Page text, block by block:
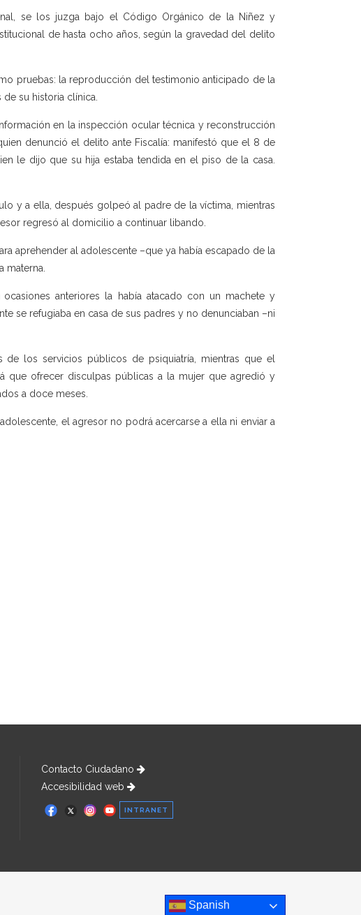
se los juzga bajo el Código Orgánico de la Niñez y
de hasta ocho años, según la gravedad del delito
pruebas: la reproducción del testimonio anticipado de la
su historia clínica.
en la inspección ocular técnica y reconstrucción
denunció el delito ante Fiscalía: manifestó que el 8 de
le dijo que su hija estaba tendida en el piso de la casa.
y a ella, después golpeó al padre de la víctima, mientras
regresó al domicilio a continuar libando.
aprehender al adolescente –que ya había escapado de la
materna.
anteriores la había atacado con un machete y
se refugiaba en casa de sus padres y no denunciaban –ni
los servicios públicos de psiquiatría, mientras que el
que ofrecer disculpas públicas a la mujer que agredió y
a doce meses.
el agresor no podrá acercarse a ella ni enviar a
Contacto Ciudadano
Accesibilidad web
INTRANET
Spanish